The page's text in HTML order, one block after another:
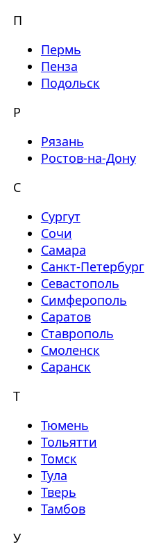
П
Пермь
Пенза
Подольск
Р
Рязань
Ростов-на-Дону
С
Сургут
Сочи
Самара
Санкт-Петербург
Севастополь
Симферополь
Саратов
Ставрополь
Смоленск
Саранск
Т
Тюмень
Тольятти
Томск
Тула
Тверь
Тамбов
У